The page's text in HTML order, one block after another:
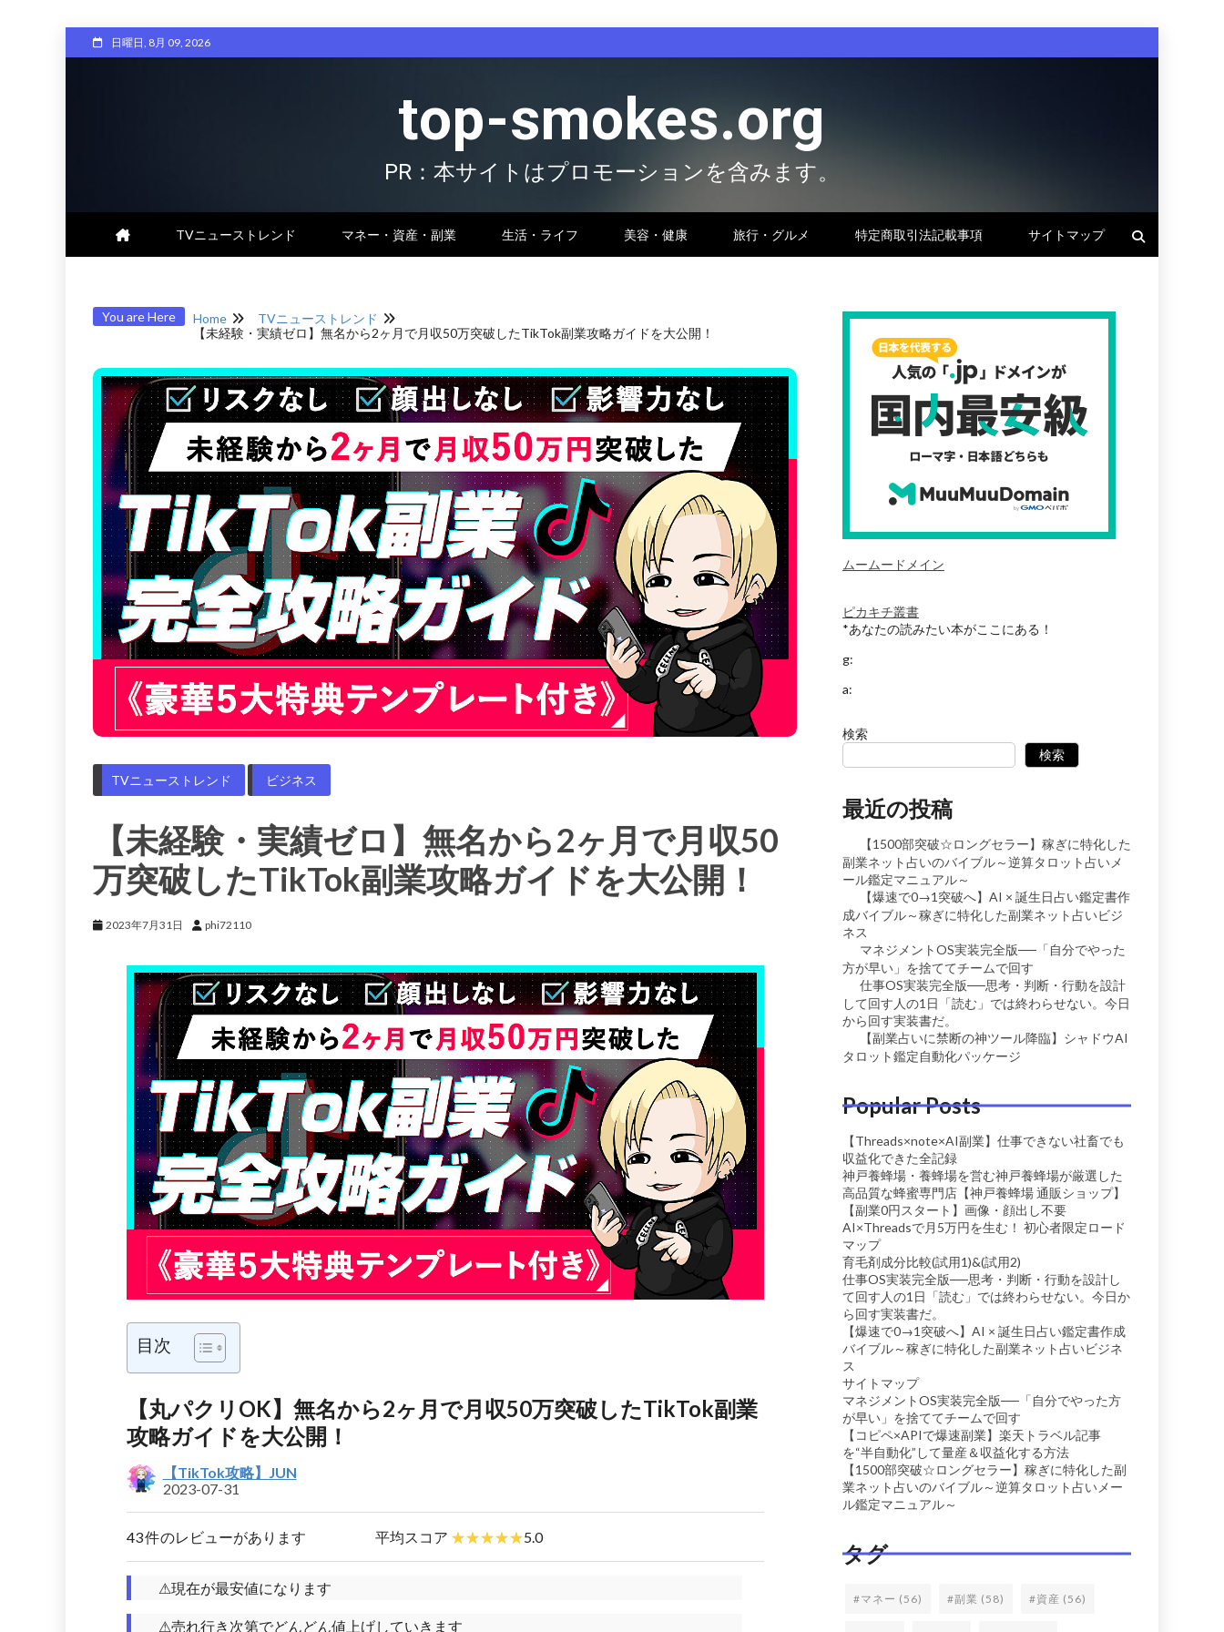
日曜日, 8月 09, 2026
top-smokes.org
PR：本サイトはプロモーションを含みます。
TVニューストレンド マネー・資産・副業 生活・ライフ 美容・健康 旅行・グルメ 特定商取引法記載事項 サイトマップ
You are Here Home
TVニューストレンド
【未経験・実績ゼロ】無名から2ヶ月で月収50万突破したTikTok副業攻略ガイドを大公開！
TVニューストレンド ビジネス
【未経験・実績ゼロ】無名から2ヶ月で月収50
万突破したTikTok副業攻略ガイドを大公開！
2023年7月31日 phi72110
目次
【丸パクリOK】無名から2ヶ月で月収50万突破したTikTok副業
攻略ガイドを大公開！
【TikTok攻略】JUN
2023-07-31
43 件のレビューがあります 平均スコア 5.0
⚠現在が最安値になります
⚠売れ行き次第でどんどん値上げしていきます
ムームードメイン
ピカキチ叢書
*あなたの読みたい本がここにある！
g:
a:
検索
検索
最近の投稿
【1500部突破☆ロングセラー】稼ぎに特化した
副業ネット占いのバイブル～逆算タロット占いメ
ール鑑定マニュアル～
【爆速で0→1突破へ】AI × 誕生日占い鑑定書作
成バイブル～稼ぎに特化した副業ネット占いビジ
ネス
マネジメントOS実装完全版──「自分でやった
方が早い」を捨ててチームで回す
仕事OS実装完全版──思考・判断・行動を設計
して回す人の1日「読む」では終わらせない。今日
から回す実装書だ。
【副業占いに禁断の神ツール降臨】シャドウAI
タロット鑑定自動化パッケージ
Popular Posts
【Threads×note×AI副業】仕事できない社畜でも
収益化できた全記録
神戸養蜂場・養蜂場を営む神戸養蜂場が厳選した
高品質な蜂蜜専門店【神戸養蜂場 通販ショップ】
【副業0円スタート】画像・顔出し不要
AI×Threadsで月5万円を生む！ 初心者限定ロード
マップ
育毛剤成分比較(試用1)&(試用2)
仕事OS実装完全版──思考・判断・行動を設計し
て回す人の1日「読む」では終わらせない。今日か
ら回す実装書だ。
【爆速で0→1突破へ】AI × 誕生日占い鑑定書作成
バイブル～稼ぎに特化した副業ネット占いビジネ
ス
サイトマップ
マネジメントOS実装完全版──「自分でやった方
が早い」を捨ててチームで回す
【コピペ×APIで爆速副業】楽天トラベル記事
を“半自動化”して量産＆収益化する方法
【1500部突破☆ロングセラー】稼ぎに特化した副
業ネット占いのバイブル～逆算タロット占いメー
ル鑑定マニュアル～
タグ
#マネー (56) #副業 (58) #資産 (56)